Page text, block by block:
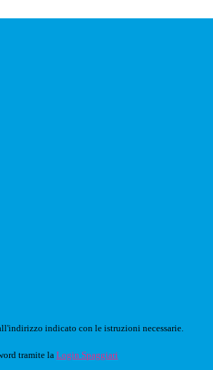
indicato con le istruzioni necessarie.
tramite la Login Spaggiari